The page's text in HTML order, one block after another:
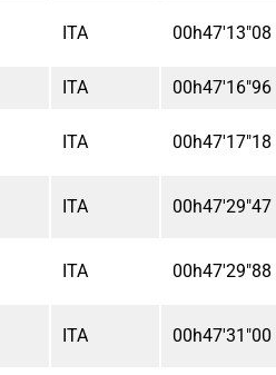
ITA 00h47'13"08
ITA 00h47'16"96
ITA 00h47'17"18
ITA 00h47'29"47
ITA 00h47'29"88
ITA 00h47'31"00